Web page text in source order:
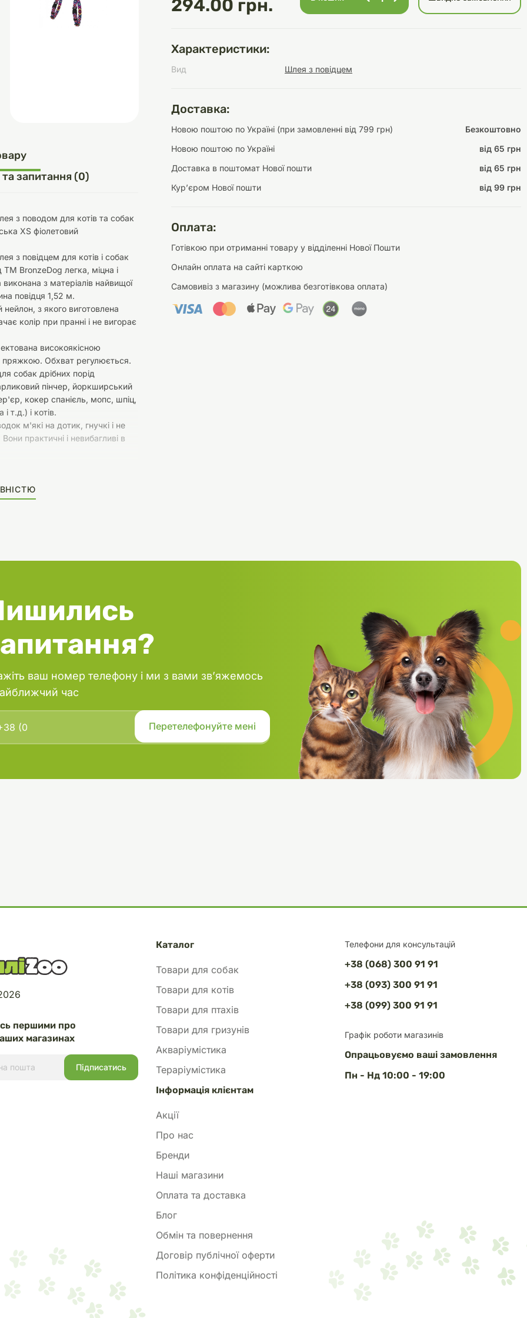
догляду
Переноски Автоаксесуари
та аскесуари
Інструменти для
догляду
Обігрівачі Освітлення
Засоби для догляду Декорації
294.00 грн.
Характеристики:
Вид Шлея з повідцем
Доставка:
Новою поштою по Україні (при замовленні від 799 грн)
Безкоштовно
Новою поштою по Україні
від 65 грн
Доставка в поштомат Нової пошти
від 65 грн
Курʼєром Нової пошти
від 99 грн
Оплата:
Готівкою при отриманні товару у відділенні Нової Пошти
Онлайн оплата на сайті карткою
Самовивіз з магазину (можлива безготівкова оплата)
та запитання (0)
з поводом для котів та собак
XS фіолетовий
з повідцем для котів і собак
ТМ BronzeDog легка, міцна і
виконана з матеріалів найвищої
повідця 1,52 м.
нейлон, з якого виготовлена
колір при пранні і не вигорає
високоякісною
пряжкою. Обхват регулюється.
собак дрібних порід
пінчер, йоркширський
кокер спанієль, мопс, шпіц,
і т.д.) і котів.
м'які на дотик, гнучкі і не
практичні і невибагливі в
ваш номер телефону і ми з вами зв’яжемось
час
Телефони для консультацій
+38 (068) 300 91 91
+38 (093) 300 91 91
+38 (099) 300 91 91
Графік роботи магазинів
Опрацьовуємо ваші замовлення
Пн - Нд 10:00 - 19:00
першими про
магазинах
Каталог
Товари для собак
Товари для котів
Товари для птахів
Товари для гризунів
Акваріумістика
Тераріумістика
Інформація клієнтам
Акції
Про нас
Бренди
Наші магазини
Оплата та доставка
Блог
Обмін та повернення
Договір публічної оферти
Політика конфіденційності